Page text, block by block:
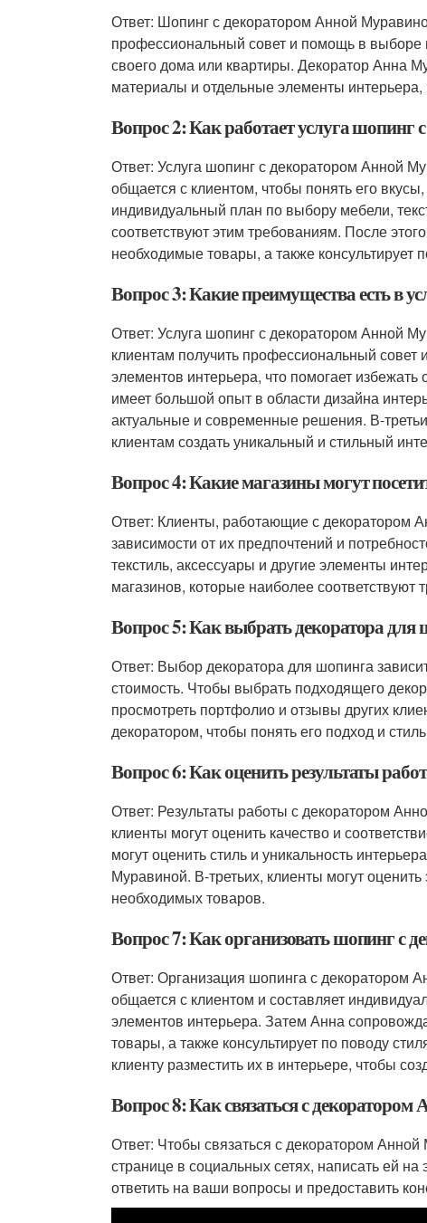
Ответ: Шопинг с декоратором Анной
профессиональный совет и помощь в выборе
своего дома или квартиры. Декоратор Анна
материалы и отдельные элементы интерьера,
Вопрос 2: Как работает услуга
Ответ: Услуга шопинг с декоратором Анной
общается с клиентом, чтобы понять его
индивидуальный план по выбору мебели,
соответствуют этим требованиям. После
необходимые товары, а также консультирует
Вопрос 3: Какие преимущества есть в
Ответ: Услуга шопинг с декоратором Анной
клиентам получить профессиональный
элементов интерьера, что помогает
имеет большой опыт в области дизайна
актуальные и современные решения. В-
клиентам создать уникальный и стильный
Вопрос 4: Какие магазины могут
Ответ: Клиенты, работающие с декоратором
зависимости от их предпочтений и
текстиль, аксессуары и другие элементы
магазинов, которые наиболее соответствуют
Вопрос 5: Как выбрать декоратора для
Ответ: Выбор декоратора для шопинга
стоимость. Чтобы выбрать подходящего
просмотреть портфолио и отзывы других
декоратором, чтобы понять его подход и
Вопрос 6: Как оценить результаты
Ответ: Результаты работы с декоратором
клиенты могут оценить качество и
могут оценить стиль и уникальность
Муравиной. В-третьих, клиенты могут
необходимых товаров.
Вопрос 7: Как организовать шопинг с
Ответ: Организация шопинга с декоратором
общается с клиентом и составляет
элементов интерьера. Затем Анна
товары, а также консультирует по поводу
клиенту разместить их в интерьере, чтобы
Вопрос 8: Как связаться с
Ответ: Чтобы связаться с декоратором
странице в социальных сетях, написать ей
ответить на ваши вопросы и предоставить